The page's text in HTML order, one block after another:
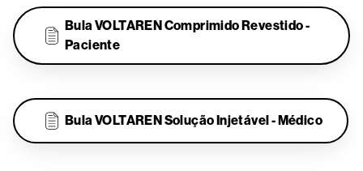
Bula VOLTAREN Comprimido Revestido -
Paciente
Bula VOLTAREN Solução Injetável - Médico